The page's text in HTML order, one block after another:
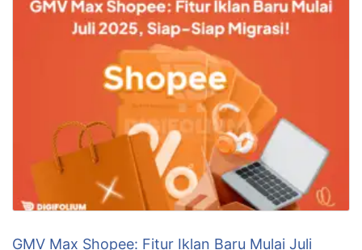
GMV Max Shopee: Fitur Iklan Baru Mulai Juli